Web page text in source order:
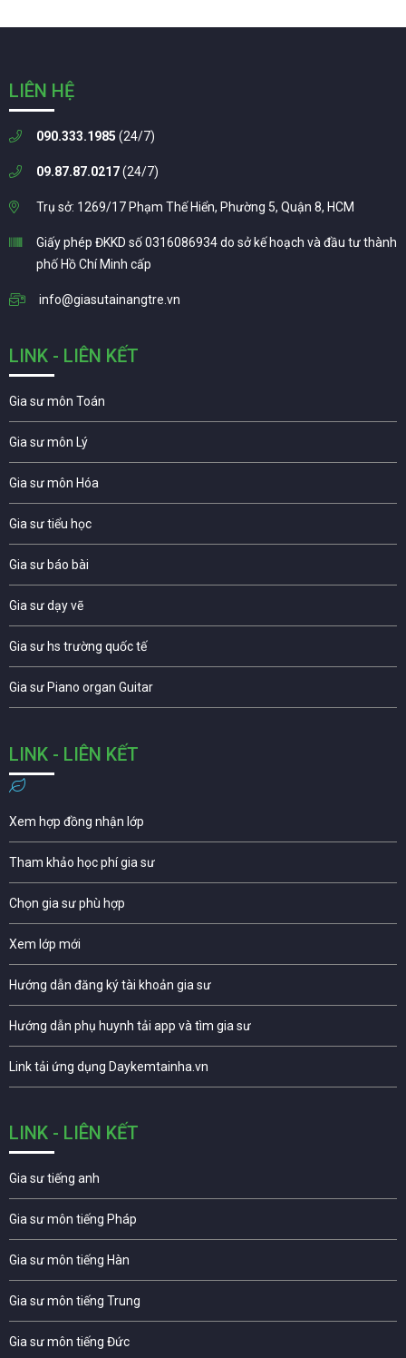
LIÊN HỆ
090.333.1985 (24/7)
09.87.87.0217(24/7)
Trụ sở: 1269/17 Phạm Thế Hiển, Phường 5, Quận 8, HCM
Giấy phép ĐKKD số 0316086934 do sở kế hoạch và đầu tư thành
phố Hồ Chí Minh cấp
info@giasutainangtre.vn
LINK - LIÊN KẾT
Gia sư môn Toán
Gia sư môn Lý
Gia sư môn Hóa
Gia sư tiểu học
Gia sư báo bài
Gia sư dạy vẽ
Gia sư hs trường quốc tế
Gia sư Piano organ Guitar
LINK - LIÊN KẾT
Xem hợp đồng nhận lớp
Tham khảo học phí gia sư
Chọn gia sư phù hợp
Xem lớp mới
Hướng dẫn đăng ký tài khoản gia sư
Hướng dẫn phụ huynh tải app và tìm gia sư
Link tải ứng dụng Daykemtainha.vn
LINK - LIÊN KẾT
Gia sư tiếng anh
Gia sư môn tiếng Pháp
Gia sư môn tiếng Hàn
Gia sư môn tiếng Trung
Gia sư môn tiếng Đức